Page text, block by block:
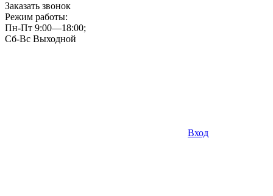
Заказать звонок
Режим работы:
Пн-Пт 9:00—18:00;
Сб-Вс Выходной
Вход